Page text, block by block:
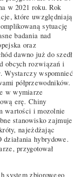
w 2021 roku. Rok
które uwzględniają
sytuację
badania nad
oraz
dawno już do szedł
obcych rozwiązań i
Wystarczy wspomnieć
półprzewodników.
w wymiarze
erę. Chiny
wartości i mozolnie
stanowisko zajmuje
najeżdżając
hybrydowe.
przygotował
system zbiorowego